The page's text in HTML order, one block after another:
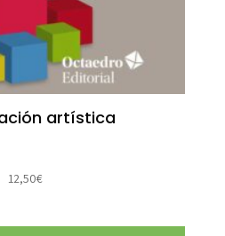
artística
12,50€